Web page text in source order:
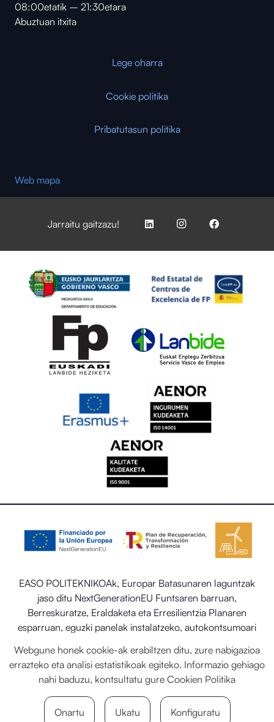
08:00etatik – 21:30etara
Abuztuan itxita
Lege oharra
Cookie politika
Pribatutasun politika
Web mapa
Jarraitu gaitzazu!
EASO POLITEKNIKOAk, Europar Batasunaren laguntzak
jaso ditu NextGenerationEU Funtsaren barruan,
Berreskuratze, Eraldaketa eta Erresilientzia Planaren
esparruan, eguzki panelak instalatzeko, autokontsumoari
berriztagarriekin, baita ere Trantsizio Ekologikorako eta
Erronka Demografikorako Ministerioaren egoitza-
sektorearen sistema termiko berriztagarriak ezartzea.
Webgune honek cookie-ak erabiltzen ditu, zure nabigazioa
errazteko eta analisi estatistikoak egiteko. Informazio gehiago
nahi baduzu, kontsultatu gure Cookien Politika
Onartu Ukatu Konfiguratu